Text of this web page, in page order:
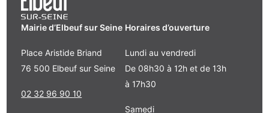
Mairie d’Elbeuf sur Seine
Place Aristide Briand
76 500 Elbeuf sur Seine
02 32 96 90 10
Horaires d’ouverture
Lundi au vendredi
De 08h30 à 12h et de 13h
à 17h30
Samedi